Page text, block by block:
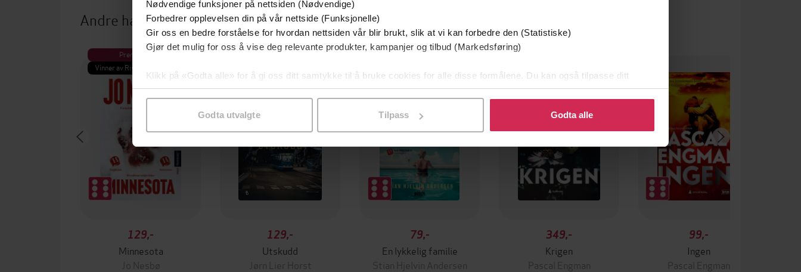
Nødvendige funksjoner på nettsiden (Nødvendige)
Forbedrer opplevelsen din på vår nettside (Funksjonelle)
Gir oss en bedre forståelse for hvordan nettsiden vår blir brukt, slik at vi kan forbedre den (Statistiske)
Gjør det mulig for oss å vise deg relevante produkter, kampanjer og tilbud (Markedsføring)
Klikk på «Godta alle» for å gi oss ditt samtykke til å bruke cookies for alle disse formålene. Du kan også tilpasse ditt
samtykke til spesifikke formål ved å klikke på «Tilpass». Du kan når som helst trekke tilbake eller endre ditt samtykke.
Godta utvalgte Tilpass Godta alle
Andre har også kjøpt
Premium
Vinner av Rivertonprisen
129,-
Minnesota
Jo Nesbø
Premium
129,-
Utskudd
Jørn Lier Horst
Premium
79,-
En lykkelig familie
Stian Hjelvin Andersen
349,-
Krigen
Pascal Engman
99,-
Ingen
Pascal Engman